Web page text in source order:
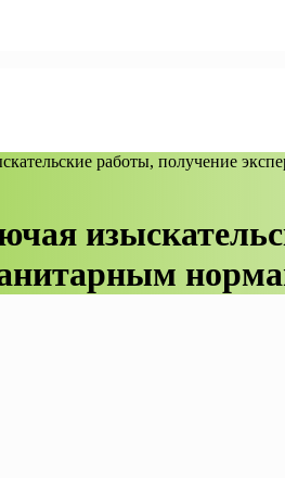
работы, получение